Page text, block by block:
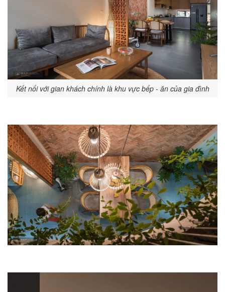
Kết nối với gian khách chính là khu vực bếp - ăn của gia đình